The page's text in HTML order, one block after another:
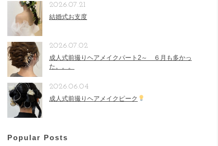
結婚式お支度
2026.07.21
成人式前撮りヘアメイクパート2～ ６月も多かっ
た。。。
2026.07.02
成人式前撮りヘアメイクピーク
2026.06.04
Popular Posts